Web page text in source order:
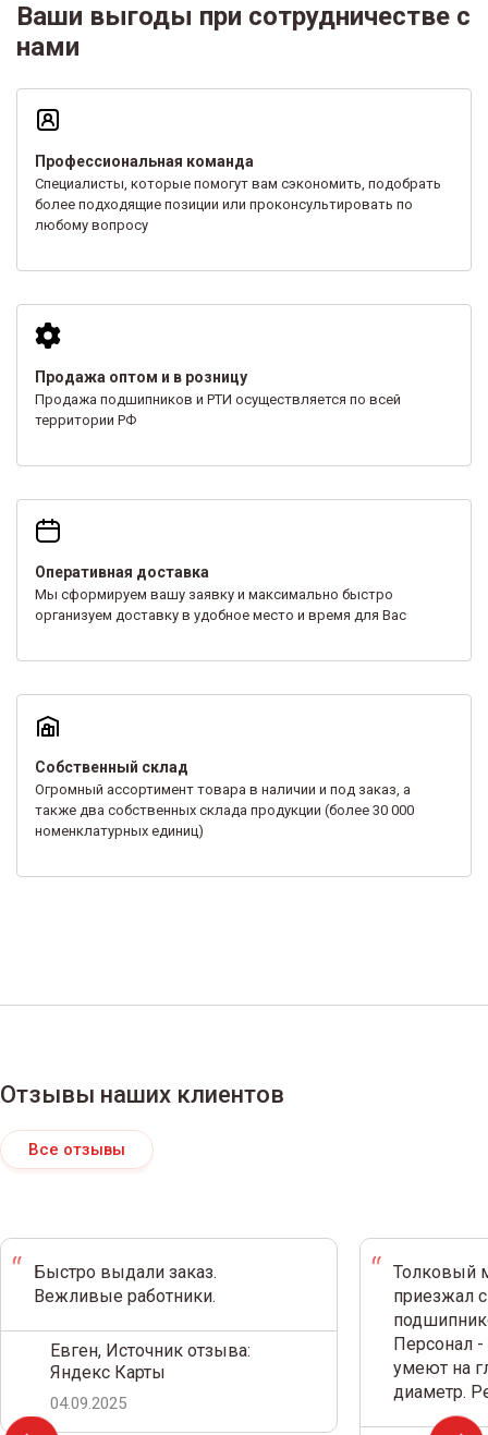
Ваши выгоды при сотрудничестве с
нами
Профессиональная команда
Специалисты, которые помогут вам сэкономить, подобрать
более подходящие позиции или проконсультировать по
любому вопросу
Продажа оптом и в розницу
Продажа подшипников и РТИ осуществляется по всей
территории РФ
Оперативная доставка
Мы сформируем вашу заявку и максимально быстро
организуем доставку в удобное место и время для Вас
Собственный склад
Огромный ассортимент товара в наличии и под заказ, а
также два собственных склада продукции (более 30 000
номенклатурных единиц)
Отзывы наших клиентов
Все отзывы
Быстро выдали заказ.
Вежливые работники.
Евген, Источник отзыва:
Яндекс Карты
04.09.2025
Толковый
приезжал
Персонал
умеют на
диаметр.